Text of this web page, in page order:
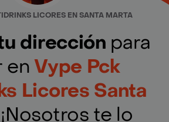
LICORES EN SANTA MARTA
dirección para
enVype Pck
Licores Santa
¡Nosotros te lo